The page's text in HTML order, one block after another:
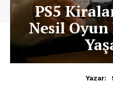
PS5
Nesil
Yazar: